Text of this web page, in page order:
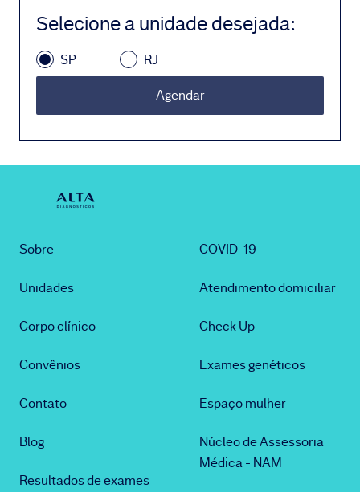
Selecione a unidade desejada:
SP RJ
Agendar
Sobre
Unidades
Corpo clínico
Convênios
Contato
Blog
Resultados de exames
COVID-19
Atendimento domiciliar
Check Up
Exames genéticos
Espaço mulher
Núcleo de Assessoria
Médica - NAM